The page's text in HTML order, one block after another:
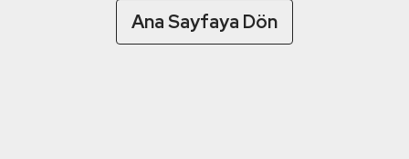
Ana Sayfaya Dön